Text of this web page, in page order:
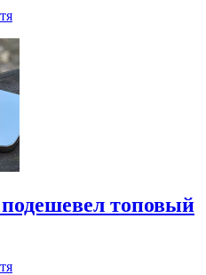
топовый